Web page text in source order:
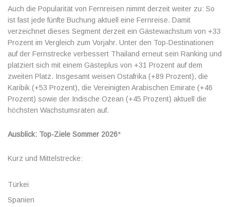
Auch die Popularität von Fernreisen nimmt derzeit weiter zu: So
ist fast jede fünfte Buchung aktuell eine Fernreise. Damit
verzeichnet dieses Segment derzeit ein Gästewachstum von +33
Prozent im Vergleich zum Vorjahr. Unter den Top-Destinationen
auf der Fernstrecke verbessert Thailand erneut sein Ranking und
platziert sich mit einem Gästeplus von +31 Prozent auf dem
zweiten Platz. Insgesamt weisen Ostafrika (+89 Prozent), die
Karibik (+53 Prozent), die Vereinigten Arabischen Emirate (+46
Prozent) sowie der Indische Ozean (+45 Prozent) aktuell die
höchsten Wachstumsraten auf.
Ausblick: Top-Ziele Sommer 2026*
Kurz und Mittelstrecke:
Türkei
Spanien